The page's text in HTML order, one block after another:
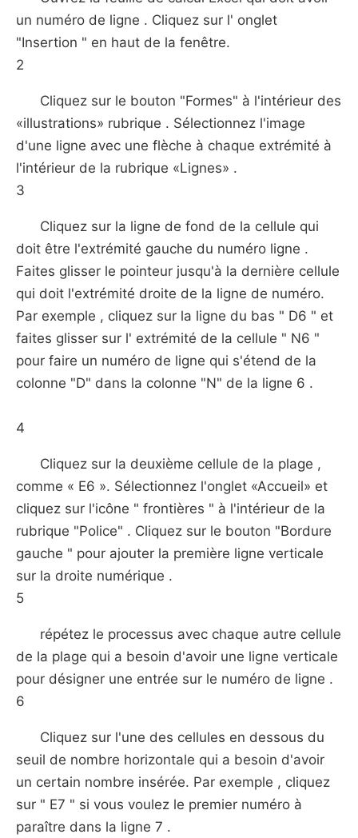
un numéro de ligne . Cliquez sur l' onglet
"Insertion " en haut de la fenêtre.
2
Cliquez sur le bouton "Formes" à l'intérieur des
«illustrations» rubrique . Sélectionnez l'image
d'une ligne avec une flèche à chaque extrémité à
l'intérieur de la rubrique «Lignes» .
3
Cliquez sur la ligne de fond de la cellule qui
doit être l'extrémité gauche du numéro ligne .
Faites glisser le pointeur jusqu'à la dernière cellule
qui doit l'extrémité droite de la ligne de numéro.
Par exemple , cliquez sur la ligne du bas " D6 " et
faites glisser sur l' extrémité de la cellule " N6 "
pour faire un numéro de ligne qui s'étend de la
colonne "D" dans la colonne "N" de la ligne 6 .
4
Cliquez sur la deuxième cellule de la plage ,
comme « E6 ». Sélectionnez l'onglet «Accueil» et
cliquez sur l'icône " frontières " à l'intérieur de la
rubrique "Police" . Cliquez sur le bouton "Bordure
gauche " pour ajouter la première ligne verticale
sur la droite numérique .
5
répétez le processus avec chaque autre cellule
de la plage qui a besoin d'avoir une ligne verticale
pour désigner une entrée sur le numéro de ligne .
6
Cliquez sur l'une des cellules en dessous du
seuil de nombre horizontale qui a besoin d'avoir
un certain nombre insérée. Par exemple , cliquez
sur " E7 " si vous voulez le premier numéro à
paraître dans la ligne 7 .